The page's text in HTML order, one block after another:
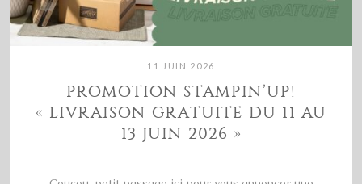
11 JUIN 2026
PROMOTION STAMPIN’UP!
« LIVRAISON GRATUITE DU 11 AU
13 JUIN 2026 »